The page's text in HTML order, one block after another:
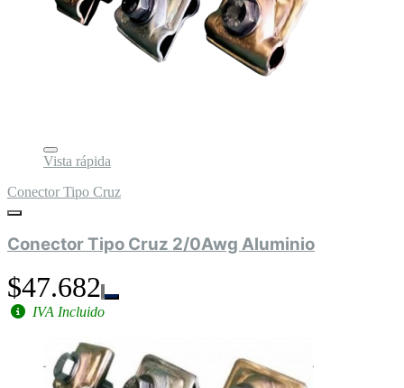
Vista rápida
Conector Tipo Cruz
Conector Tipo Cruz 2/0Awg Aluminio
$47.682
IVA Incluido